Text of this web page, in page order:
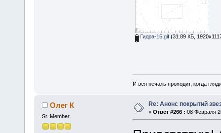
Гидра-15.gif(31.89 КБ,
И вся печаль проходит, когда
Олег К
Sr. Member
Re: Анонс покрытий
« Ответ #266 : 08 Февраля